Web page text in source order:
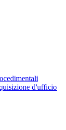
d'ufficio